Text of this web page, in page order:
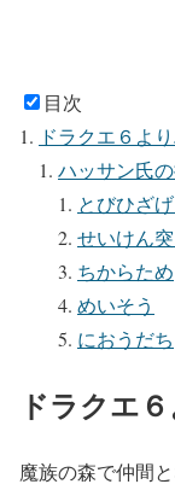
目次
ドラクエ６よ
ハッサン氏
とびひざげ
せいけん
ちからため
めいそう
におうだち
ドラクエ
魔族の森で仲間